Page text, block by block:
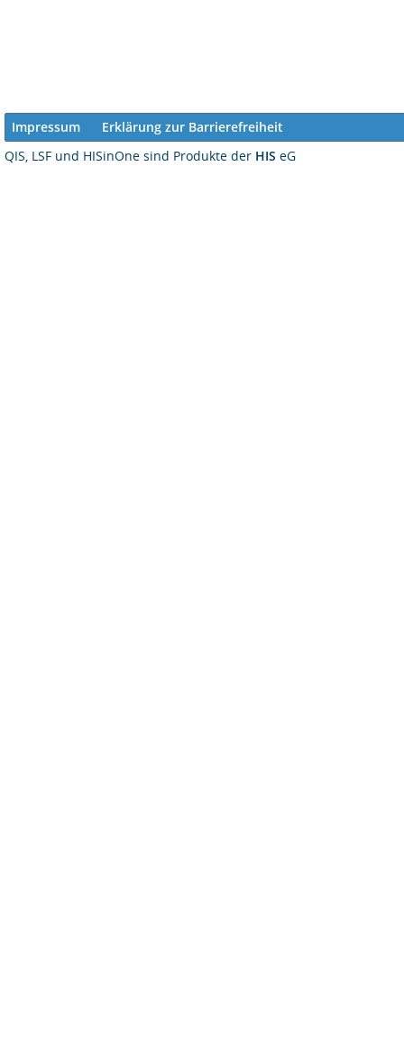
Impressum
Erklärung zur Barrierefreiheit
QIS, LSF und HISinOne sind Produkte der HIS eG